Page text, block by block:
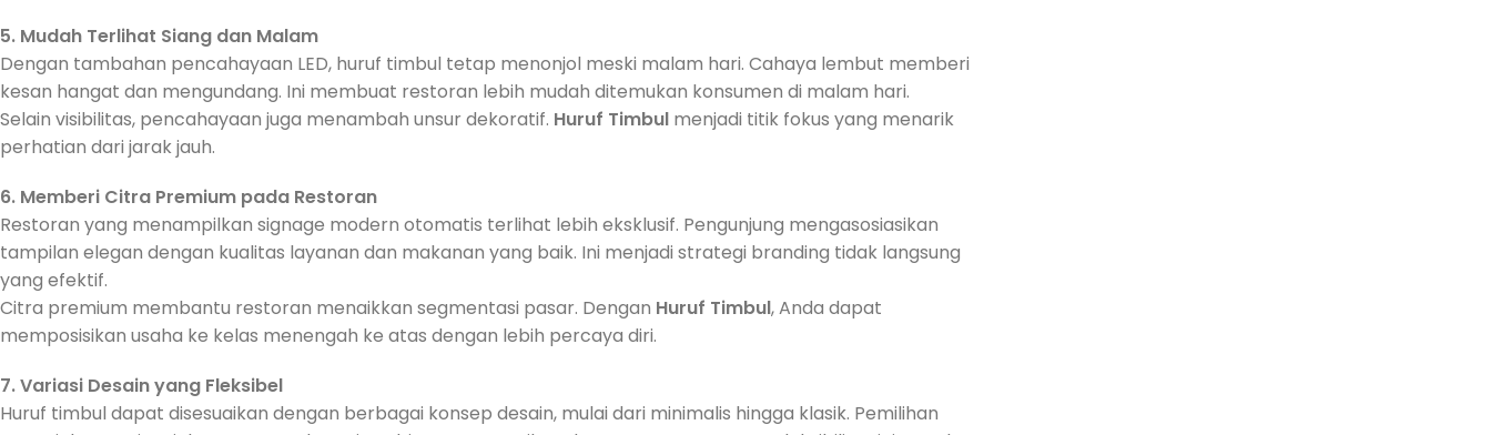
5. Mudah Terlihat Siang dan Malam
Dengan tambahan pencahayaan LED, huruf timbul tetap menonjol meski malam hari. Cahaya lembut memberi
kesan hangat dan mengundang. Ini membuat restoran lebih mudah ditemukan konsumen di malam hari.
Selain visibilitas, pencahayaan juga menambah unsur dekoratif. Huruf Timbul menjadi titik fokus yang menarik
perhatian dari jarak jauh.
6. Memberi Citra Premium pada Restoran
Restoran yang menampilkan signage modern otomatis terlihat lebih eksklusif. Pengunjung mengasosiasikan
tampilan elegan dengan kualitas layanan dan makanan yang baik. Ini menjadi strategi branding tidak langsung
yang efektif.
Citra premium membantu restoran menaikkan segmentasi pasar. Dengan Huruf Timbul, Anda dapat
memposisikan usaha ke kelas menengah ke atas dengan lebih percaya diri.
7. Variasi Desain yang Fleksibel
Huruf timbul dapat disesuaikan dengan berbagai konsep desain, mulai dari minimalis hingga klasik. Pemilihan